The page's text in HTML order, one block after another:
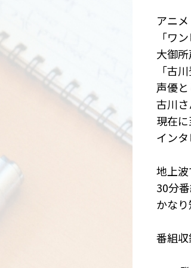
アニ
「ワ
大御
「古
声優と
古川
現在に
イン
地上波
30分
かな
番組